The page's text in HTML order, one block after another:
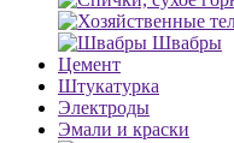
Швабры
Цемент
Штукатурка
Электроды
Эмали и краски